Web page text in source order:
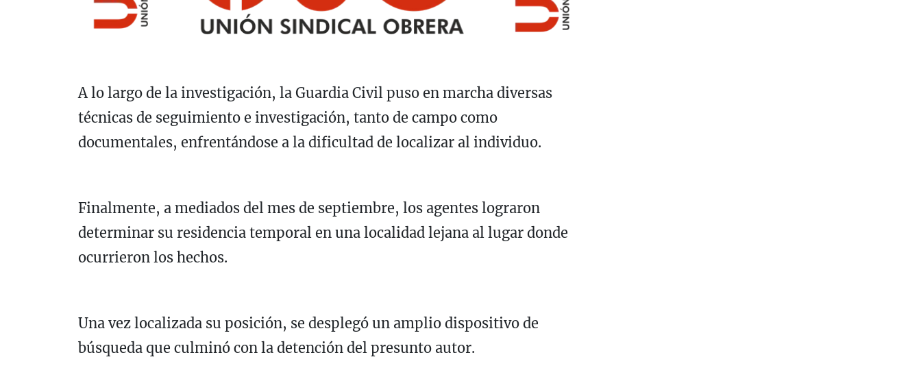
A lo largo de la investigación, la Guardia Civil puso en marcha diversas
técnicas de seguimiento e investigación, tanto de campo como
documentales, enfrentándose a la dificultad de localizar al individuo.
Finalmente, a mediados del mes de septiembre, los agentes lograron
determinar su residencia temporal en una localidad lejana al lugar donde
ocurrieron los hechos.
Una vez localizada su posición, se desplegó un amplio dispositivo de
búsqueda que culminó con la detención del presunto autor.